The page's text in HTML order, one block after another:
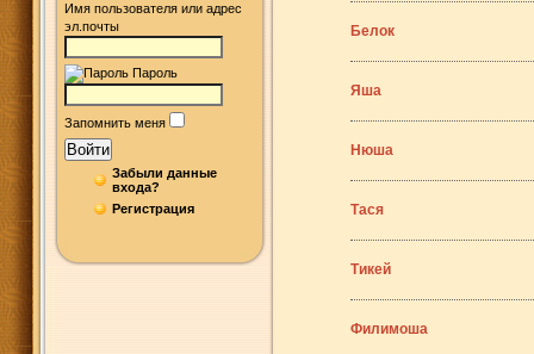
Имя пользователя или адрес
эл.почты
Пароль
Запомнить меня
Войти
Забыли данные
входа?
Регистрация
Белок
Яша
Нюша
Тася
Тикей
Филимоша